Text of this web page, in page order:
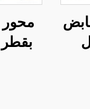
محور